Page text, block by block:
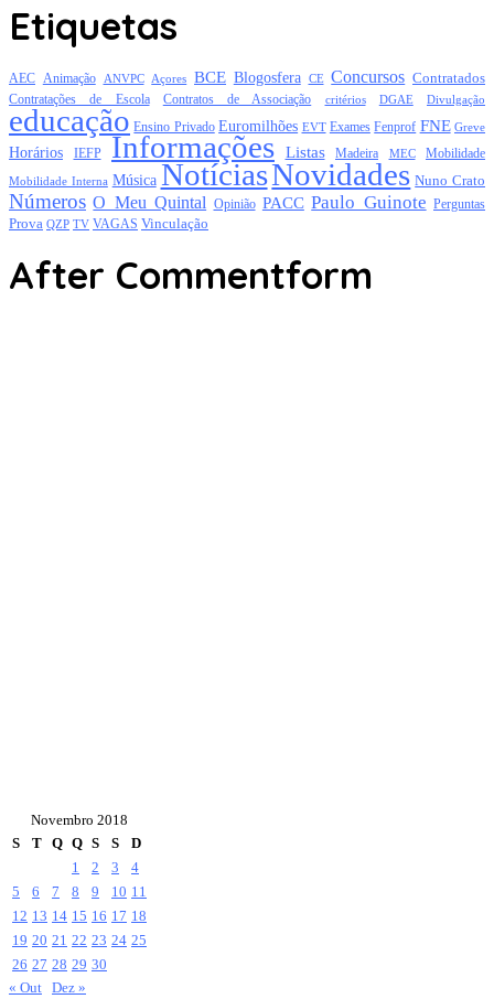
Etiquetas
AEC Animação ANVPC Açores BCE Blogosfera CE Concursos Contratados
Contratações de Escola Contratos de Associação critérios DGAE Divulgação
educação Ensino Privado Euromilhões EVT Exames Fenprof FNE Greve
Horários IEFP Informações Listas Madeira MEC Mobilidade
Mobilidade Interna Música NotíciasNovidades Nuno Crato
Números O Meu Quintal Opinião PACC Paulo Guinote Perguntas
Prova QZP TV VAGAS Vinculação
After Commentform
Novembro 2018
S
T Q Q S S
D
1
2 3
4
5
6 7 8 9 10 11
12 13 14 15 16 17 18
19 20 21 22 23 24 25
26 27 28 29 30
« Out Dez »